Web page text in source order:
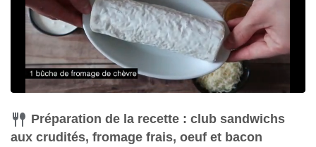
Préparation de la recette : club sandwichs
aux crudités, fromage frais, oeuf et bacon